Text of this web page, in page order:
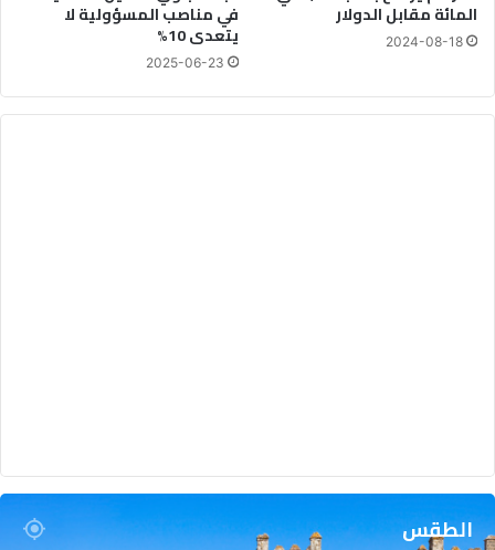
ص
فا
المائة مقابل الدولار
2024-08-18
في مناصب المسؤولية لا
يتعدى 10%
2025-06-23
الطقس